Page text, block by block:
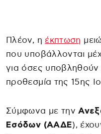
Πλέον, η έκπτωση
που υποβάλλονται
για όσες υποβληθούν
προθεσμία της 15ης
Σύμφωνα με την
Εσόδων (ΑΑΔΕ),